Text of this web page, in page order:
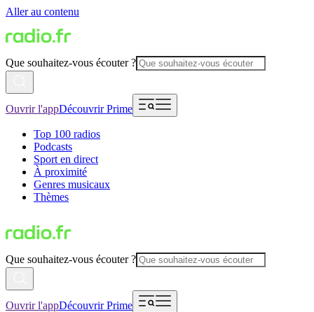
Aller au contenu
Que souhaitez-vous écouter ?
Ouvrir l'appDécouvrir Prime
Top 100 radios
Podcasts
Sport en direct
À proximité
Genres musicaux
Thèmes
Que souhaitez-vous écouter ?
Ouvrir l'appDécouvrir Prime